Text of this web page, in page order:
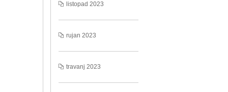
listopad 2023
rujan 2023
travanj 2023